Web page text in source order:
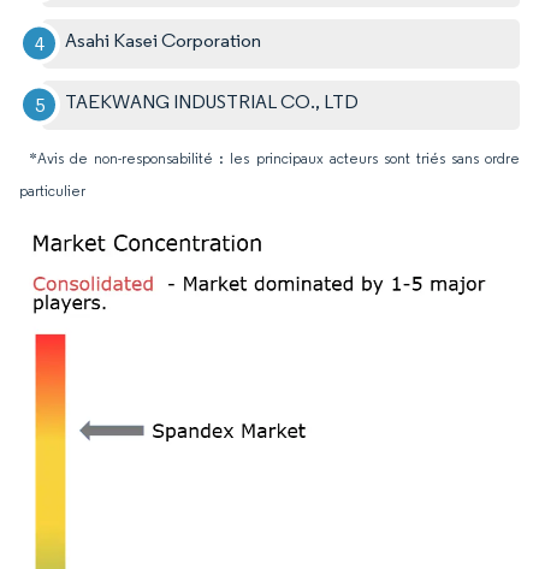
Asahi Kasei Corporation
TAEKWANG INDUSTRIAL CO., LTD
*Avis de non-responsabilité : les principaux acteurs sont triés sans ordre
particulier